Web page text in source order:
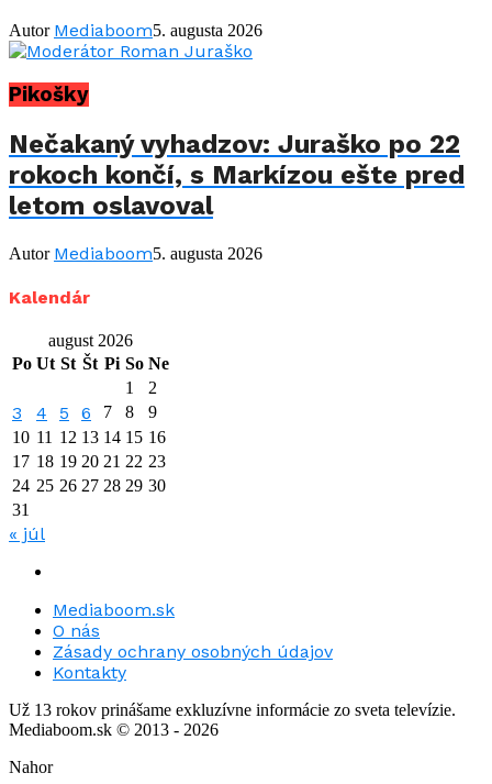
Autor Mediaboom5. augusta 2026
Pikošky
Nečakaný vyhadzov: Juraško po 22
rokoch končí, s Markízou ešte pred
letom oslavoval
Autor Mediaboom5. augusta 2026
Kalendár
august 2026
Po Ut St Št Pi So Ne
1
2
3 4 5 6 7 8
9
10 11 12 13 14 15 16
17 18 19 20 21 22 23
24 25 26 27 28 29 30
31
« júl
Mediaboom.sk
O nás
Zásady ochrany osobných údajov
Kontakty
Už 13 rokov prinášame exkluzívne informácie zo sveta televízie.
Mediaboom.sk © 2013 - 2026
Nahor